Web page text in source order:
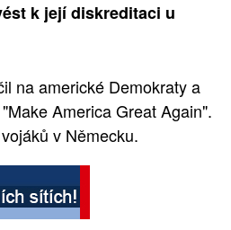
k její diskreditaci u
na americké Demokraty a
America Great Again".
v Německu.